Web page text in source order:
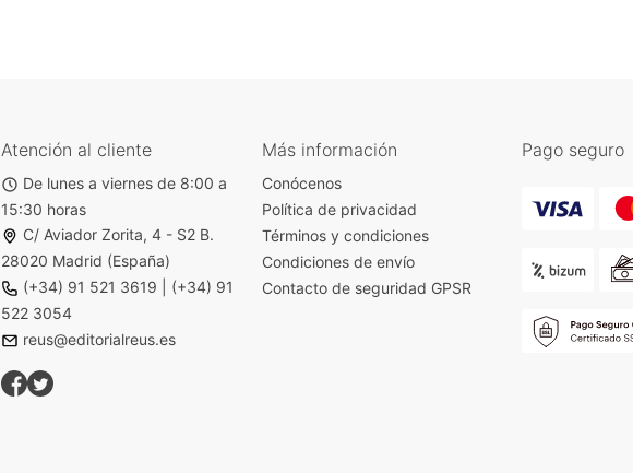
Atención al cliente
De lunes a viernes de 8:00 a
15:30 horas
C/ Aviador Zorita, 4 - S2 B.
28020 Madrid (España)
(+34) 91 521 3619
(+34) 91
522 3054
reus@editorialreus.es
Más información
Conócenos
Política de privacidad
Términos y condiciones
Condiciones de envío
Contacto de seguridad GPSR
Pago seguro